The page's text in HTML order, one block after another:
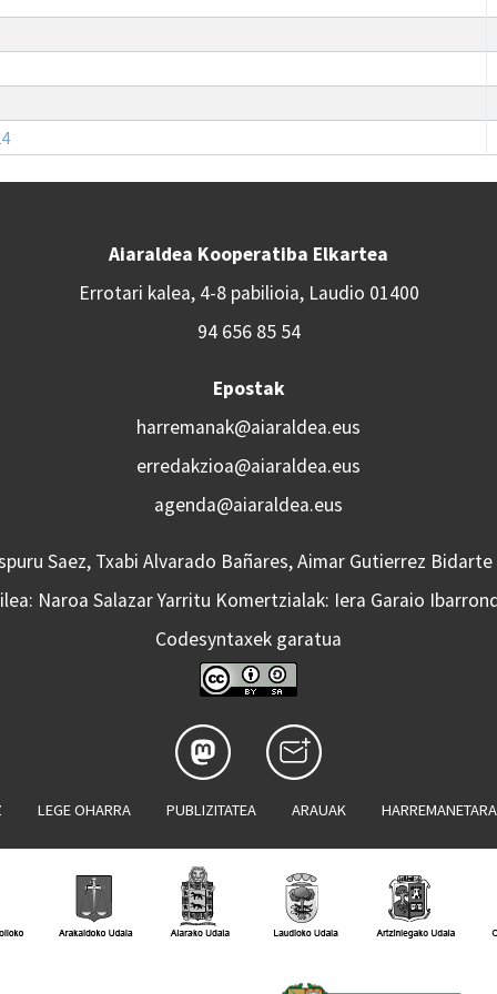
Aiaraldea Kooperatiba Elkartea
Errotari kalea, 4-8 pabilioia, Laudio 01400
94 656 85 54
Epostak
harremanak@aiaraldea.eus
erredakzioa@aiaraldea.eus
agenda@aiaraldea.eus
Saez, Txabi Alvarado Bañares, Aimar Gutierrez
Naroa Salazar Yarritu Komertzialak: Iera Garaio
Codesyntaxek garatua
LEGE OHARRA PUBLIZITATEA ARAUAK